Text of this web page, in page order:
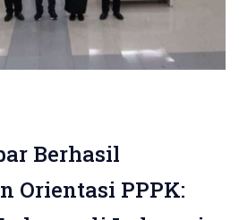
Berhasil
Orientasi PPPK: